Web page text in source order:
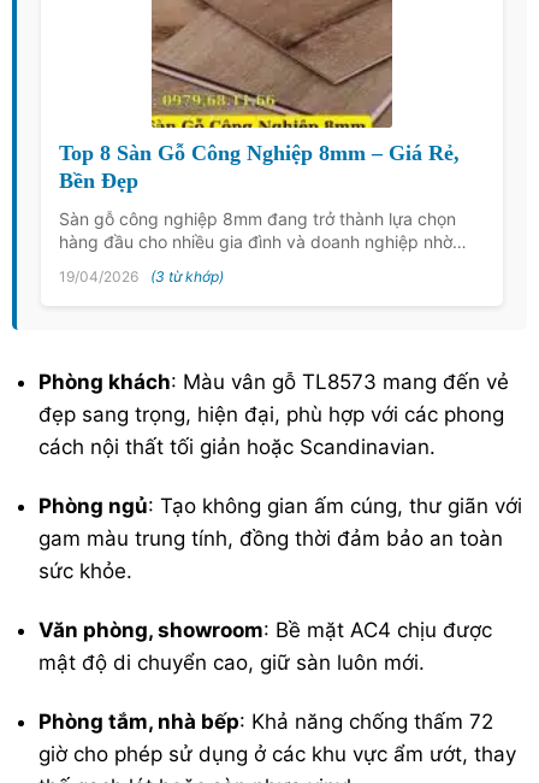
Top 8 Sàn Gỗ Công Nghiệp 8mm – Giá Rẻ,
Bền Đẹp
Sàn gỗ công nghiệp 8mm đang trở thành lựa chọn
hàng đầu cho nhiều gia đình và doanh nghiệp nhờ…
19/04/2026 (3 từ khớp)
Phòng khách: Màu vân gỗ TL8573 mang đến vẻ
đẹp sang trọng, hiện đại, phù hợp với các phong
cách nội thất tối giản hoặc Scandinavian.
Phòng ngủ: Tạo không gian ấm cúng, thư giãn với
gam màu trung tính, đồng thời đảm bảo an toàn
sức khỏe.
Văn phòng, showroom: Bề mặt AC4 chịu được
mật độ di chuyển cao, giữ sàn luôn mới.
Phòng tắm, nhà bếp: Khả năng chống thấm 72
giờ cho phép sử dụng ở các khu vực ẩm ướt, thay